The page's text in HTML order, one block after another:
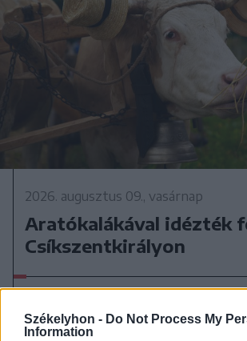
Székelyhon - Do Not Process My
Information
2026. augusztus 09., vasárnap
Aratókalákával idézték
Csíkszentkirályon